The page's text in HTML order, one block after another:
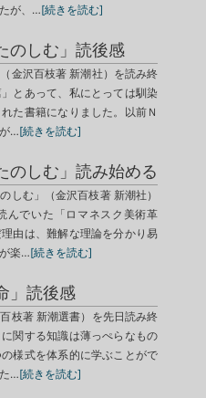
が、…[続きを読む]
のしむ」読後感
金沢百枝著 新潮社）を読み終
とあって、私にとっては馴染
た書籍になりました。以前Ｎ
…[続きを読む]
のしむ」読み始める
しむ」（金沢百枝著 新潮社）
んでいた「ロマネスク美術革
由は、難解な理論を分かり易
楽…[続きを読む]
」読後感
枝著 新潮選書）を先日読み終
関する知識は薄っぺらなもの
様式を体系的に学ぶことがで
…[続きを読む]